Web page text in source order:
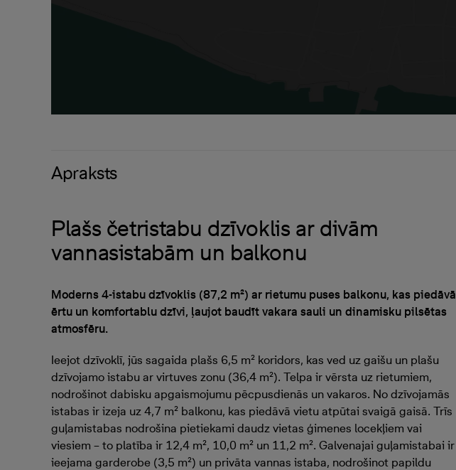
Apraksts
Plašs četristabu dzīvoklis ar divām
vannasistabām un balkonu
Moderns 4-istabu dzīvoklis (87,2 m²) ar rietumu puses balkonu, kas piedāvā
ērtu un komfortablu dzīvi, ļaujot baudīt vakara sauli un dinamisku pilsētas
atmosfēru.
Ieejot dzīvoklī, jūs sagaida plašs 6,5 m² koridors, kas ved uz gaišu un plašu
dzīvojamo istabu ar virtuves zonu (36,4 m²). Telpa ir vērsta uz rietumiem,
nodrošinot dabisku apgaismojumu pēcpusdienās un vakaros. No dzīvojamās
istabas ir izeja uz 4,7 m² balkonu, kas piedāvā vietu atpūtai svaigā gaisā. Trīs
guļamistabas nodrošina pietiekami daudz vietas ģimenes locekļiem vai
viesiem – to platība ir 12,4 m², 10,0 m² un 11,2 m². Galvenajai guļamistabai ir
ieejama garderobe (3,5 m²) un privāta vannas istaba, nodrošinot papildu